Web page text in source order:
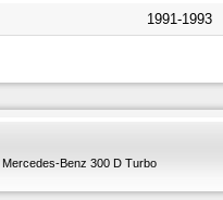
1991-1993
Mercedes-Benz 300 D Turbo